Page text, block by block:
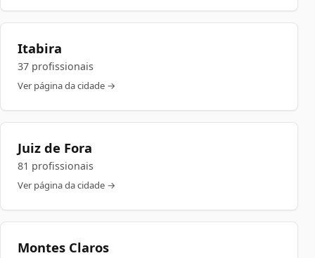
Itabira
37 profissionais
Ver página da cidade →
Juiz de Fora
81 profissionais
Ver página da cidade →
Montes Claros